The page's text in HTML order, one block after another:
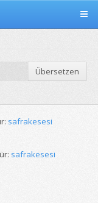
Übersetzen
safrakesesi
safrakesesi